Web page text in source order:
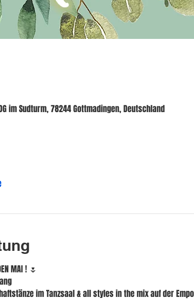
im Sudturm, 78244 Gottmadingen, Deutschland
MAI ! 🌷
im Tanzsaal & all styles in the mix auf der